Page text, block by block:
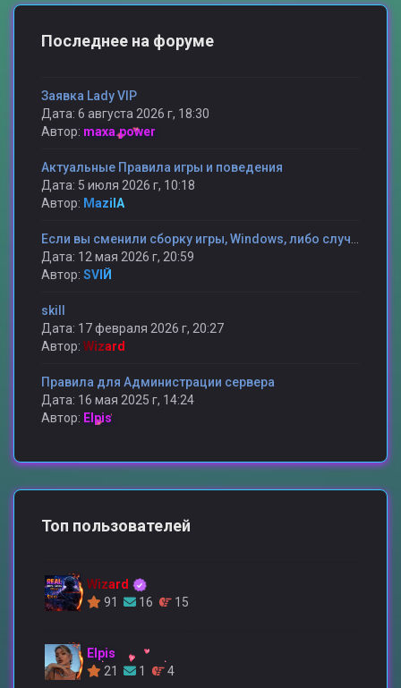
Последнее на форуме
Заявка Lady VIP
Дата: 6 августа 2026 г, 18:30
Автор: maxa.power
Актуальные Правила игры и поведения
Дата: 5 июля 2026 г, 10:18
Автор: MazilA
Дата: 12 мая 2026 г, 20:59
Автор: SVIЙ
skill
Дата: 17 февраля 2026 г, 20:27
Автор: Wizard
Правила для Администрации сервера
Дата: 16 мая 2025 г, 14:24
Автор: Elpis
Топ пользователей
Wizard
91
16 15
Elpis
21
1 4